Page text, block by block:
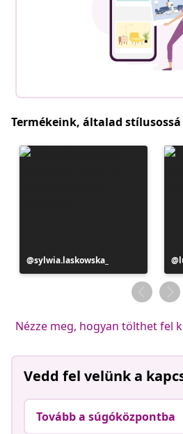
Termékeink, általad
Bejegyzés
közzétevője
sylwia.laskowska_
Nézze meg, hogyan tölthet fel
Vedd fel velünk a
Tovább a súgóközpontba